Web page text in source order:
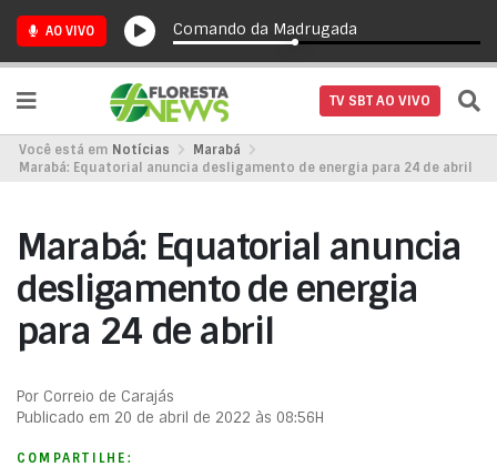
AO VIVO Comando da Madrugada
TV SBT AO VIVO
Você está em Notícias
Marabá
Marabá: Equatorial anuncia desligamento de energia para 24 de abril
Marabá: Equatorial anuncia
desligamento de energia
para 24 de abril
Por Correio de Carajás
Publicado em 20 de abril de 2022 às 08:56H
COMPARTILHE: